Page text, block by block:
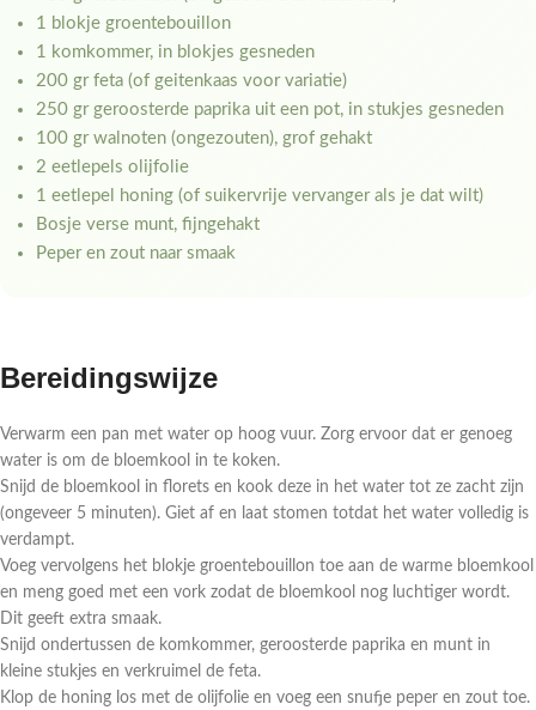
1 blokje groentebouillon
1 komkommer, in blokjes gesneden
200 gr feta (of geitenkaas voor variatie)
250 gr geroosterde paprika uit een pot, in stukjes gesneden
100 gr walnoten (ongezouten), grof gehakt
2 eetlepels olijfolie
1 eetlepel honing (of suikervrije vervanger als je dat wilt)
Bosje verse munt, fijngehakt
Peper en zout naar smaak
Bereidingswijze
Verwarm een pan met water op hoog vuur. Zorg ervoor dat er genoeg
water is om de bloemkool in te koken.
Snijd de bloemkool in florets en kook deze in het water tot ze zacht zijn
(ongeveer 5 minuten). Giet af en laat stomen totdat het water volledig is
verdampt.
Voeg vervolgens het blokje groentebouillon toe aan de warme bloemkool
en meng goed met een vork zodat de bloemkool nog luchtiger wordt.
Dit geeft extra smaak.
Snijd ondertussen de komkommer, geroosterde paprika en munt in
kleine stukjes en verkruimel de feta.
Klop de honing los met de olijfolie en voeg een snufje peper en zout toe.